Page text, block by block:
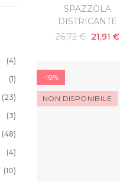
SPAZZOLA
DISTRICANTE
26,72 € 21,91 €
-18%
NON DISPONIBILE
(4)
(1)
(23)
(3)
(48)
(4)
(10)